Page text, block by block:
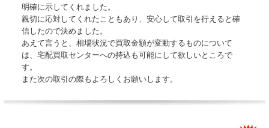
明確に示してくれました。
親切に応対してくれたこともあり、安心して取引を行えると確
信したので決めました。
あえて言うと、相場状況で買取金額が変動するものについて
は、宅配買取センターへの持込も可能にして欲しいところで
す。
また次の取引の際もよろしくお願いします。